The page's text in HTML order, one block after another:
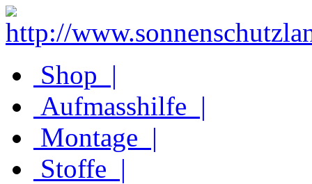
Shop |
Aufmasshilfe |
Montage |
Stoffe |